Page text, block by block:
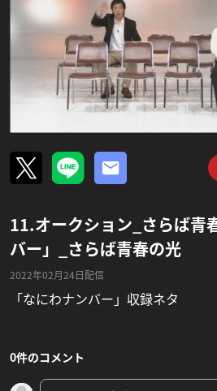
11.オークション_さらば青
バー」_さらば青春の光
2022年02月24日配信
「なにわナンバー」収録ネタ
0件のコメント